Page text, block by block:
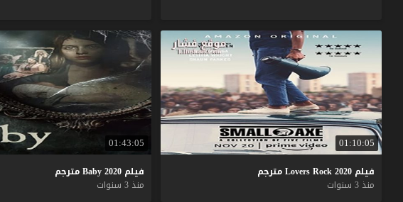
01:10:05
فيلم LoversRock2020
مترجم
منذ 3 سنوات
01:43:05
فيلم Baby2020
مترجم
منذ 3 سنوات